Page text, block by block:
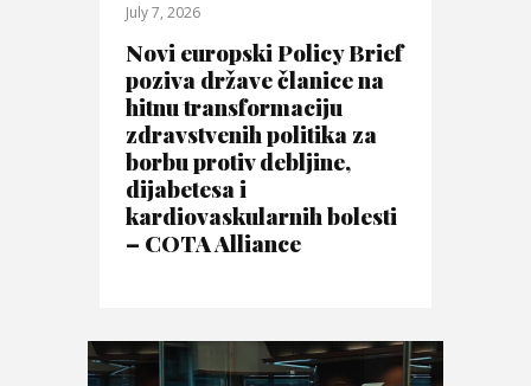
July 7, 2026
Novi europski Policy Brief
poziva države članice na
hitnu transformaciju
zdravstvenih politika za
borbu protiv debljine,
dijabetesa i
kardiovaskularnih bolesti
– COTA Alliance